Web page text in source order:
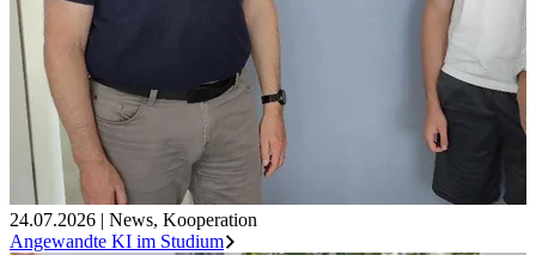
24.07.2026 | News, Kooperation
Angewandte KI im Studium